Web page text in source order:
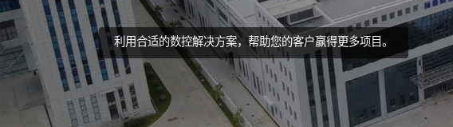
利用合适的数控解决方案，帮助您的客户赢得更多项目。